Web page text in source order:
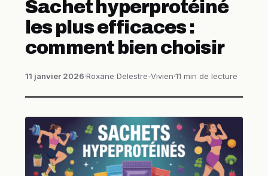
Sachet hyperprotéiné
les plus efficaces :
comment bien choisir
11 janvier 2026·Roxane Delestre-Vivien·11 min de lecture